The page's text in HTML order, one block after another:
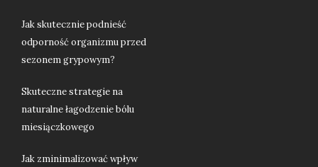
Jak skutecznie podnieść
odporność organizmu przed
sezonem grypowym?
Skuteczne strategie na
naturalne łagodzenie bólu
miesiączkowego
Jak zminimalizować wpływ